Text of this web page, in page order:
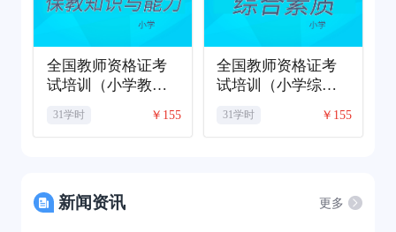
全国教师资格证考
试培训（小学教育
31学时 ￥155
全国教师资格证考
试培训（小学综合
31学时 ￥155
新闻资讯 更多